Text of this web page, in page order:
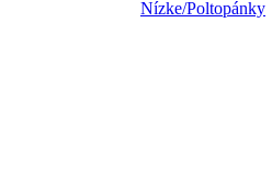
Nízke/Poltopánky